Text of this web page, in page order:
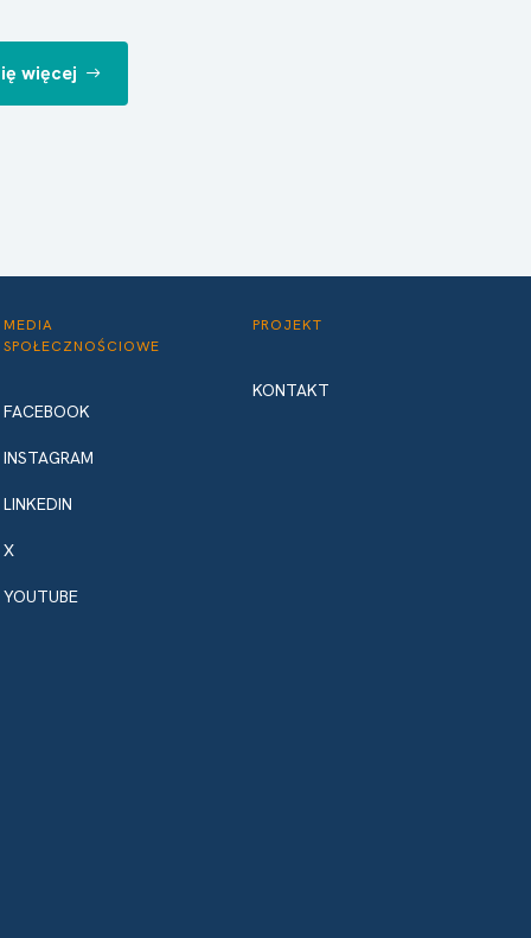
więcej
MEDIA
SPOŁECZNOŚCIOWE
FACEBOOK
INSTAGRAM
LINKEDIN
X
YOUTUBE
PROJEKT
KONTAKT